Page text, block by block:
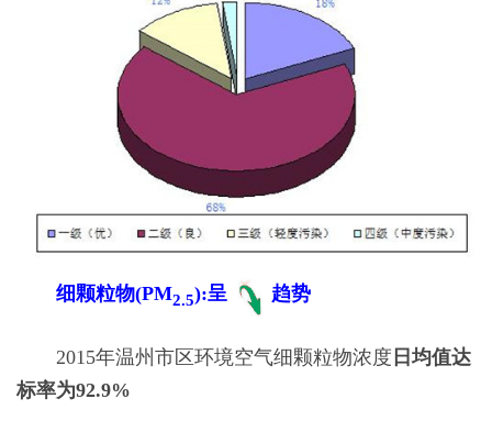
细颗粒物(PM2.5):呈 趋势
2015年温州市区环境空气细颗粒物浓度 日均值达
标率为92.9%